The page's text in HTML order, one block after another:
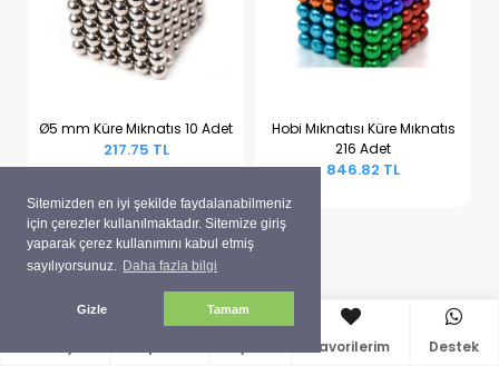
Sitemizden en iyi şekilde faydalanabilmeniz
için çerezler kullanılmaktadır. Sitemize giriş
yaparak çerez kullanımını kabul etmiş
sayılıyorsunuz. Daha fazla bilgi
Gizle Tamam
Sepete Ekle
Ø5 mm Küre Mıknatıs 10 Adet
217.75 TL Sepete Ekle
Hobi Mıknatısı Küre Mıknatıs
216 Adet
846.82 TL
Favorilerim Destek